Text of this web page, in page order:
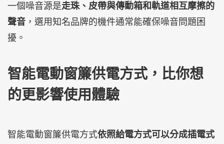
一個噪音源是走珠、皮帶與傳動箱和軌道相互摩擦的
聲音 ，選用知名品牌的機件通常能確保噪音問題困
擾。
智能電動窗簾供電方式，比你想
的更影響使用體驗
智能電動窗簾供電方式依照給電方式可以分成插電式